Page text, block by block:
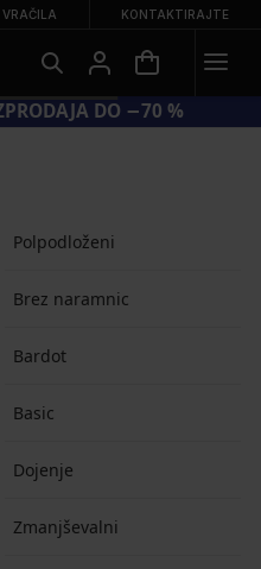
KONTAKTIRAJTE
DO −70 %
Polpodloženi
Brez naramnic
Bardot
Basic
Dojenje
Zmanjševalni